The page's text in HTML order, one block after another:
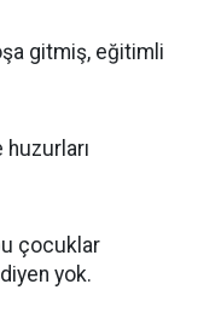
gitmiş, eğitimli
çocuklar
yok.